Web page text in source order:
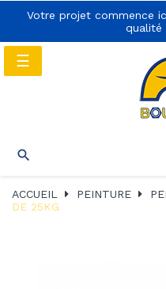
Votre projet commence
qualité

navigation
Basculer
la
☰
ACCUEIL PEINTURE
DE 25KG